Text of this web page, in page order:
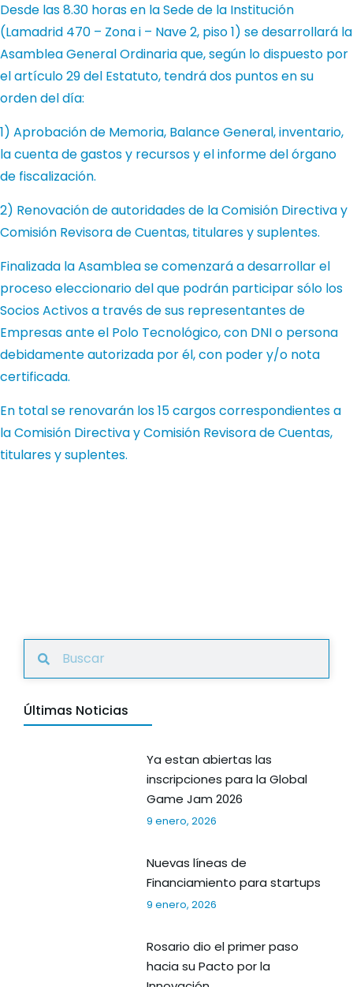
Desde las 8.30 horas en la Sede de la Institución
(Lamadrid 470 – Zona i – Nave 2, piso 1) se desarrollará la
Asamblea General Ordinaria que, según lo dispuesto por
el artículo 29 del Estatuto, tendrá dos puntos en su
orden del día:
1) Aprobación de Memoria, Balance General, inventario,
la cuenta de gastos y recursos y el informe del órgano
de fiscalización.
2) Renovación de autoridades de la Comisión Directiva y
Comisión Revisora de Cuentas, titulares y suplentes.
Finalizada la Asamblea se comenzará a desarrollar el
proceso eleccionario del que podrán participar sólo los
Socios Activos a través de sus representantes de
Empresas ante el Polo Tecnológico, con DNI o persona
debidamente autorizada por él, con poder y/o nota
certificada.
En total se renovarán los 15 cargos correspondientes a
la Comisión Directiva y Comisión Revisora de Cuentas,
titulares y suplentes.
Últimas Noticias
Ya estan abiertas las
inscripciones para la Global
Game Jam 2026
9 enero, 2026
Nuevas líneas de
Financiamiento para startups
9 enero, 2026
Rosario dio el primer paso
hacia su Pacto por la